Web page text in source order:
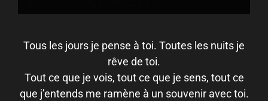
Tous les jours je pense à toi. Toutes les nuits je
rêve de toi.
Tout ce que je vois, tout ce que je sens, tout ce
que j’entends me ramène à un souvenir avec toi.